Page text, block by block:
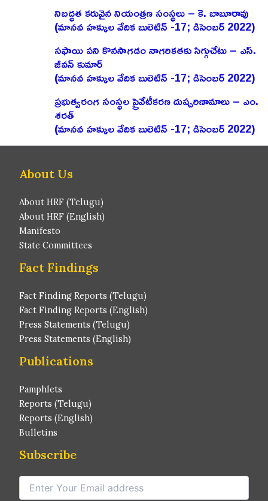
నిబద్ధత కరువైన నియంత్రణ సంస్థలు – కె. బాబూరావు
(మానవ హక్కుల వేదిక బులెటిన్ -17; డిసెంబర్ 2022)
సఫాయి పని కొనసాగడం నాగరికతకు సిగ్గుచేటు – ఎస్‌.
జీవన్‌ కుమార్‌
(మానవ హక్కుల వేదిక బులెటిన్ -17; డిసెంబర్ 2022)
ప్రభుత్వరంగ సంస్థల ప్రైవేటీకరణ దుష్పరిణామాలు – ఎం.
శరత్‌
(మానవ హక్కుల వేదిక బులెటిన్ -17; డిసెంబర్ 2022)
About Us
About HRF (Telugu)
About HRF (English)
Manifesto
State Committees
Fact Findings
Fact Finding Reports (Telugu)
Fact Finding Reports (English)
Press Statements (Telugu)
Press Statements (English)
Publications
Pamphlets
Reports (Telugu)
Reports (English)
Bulletins
Subscribe